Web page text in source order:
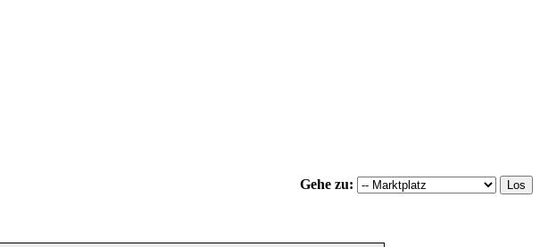
Gehe zu: